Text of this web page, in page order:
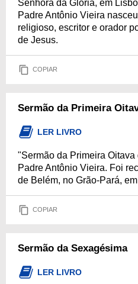
Senhora da Glória, em
Padre Antônio Vieira
religioso, escritor e orador
de Jesus.
COPIAR
Sermão da Primeira
LER LIVRO
"Sermão da Primeira
Padre Antônio Vieira. Foi
de Belém, no Grão-Pará,
COPIAR
Sermão da Sexagésima
LER LIVRO